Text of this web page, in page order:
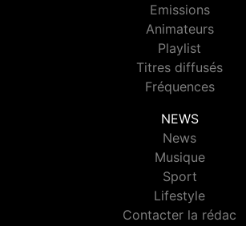
Emissions
Animateurs
Playlist
Titres diffusés
Fréquences
NEWS
News
Musique
Sport
Lifestyle
Contacter la rédac